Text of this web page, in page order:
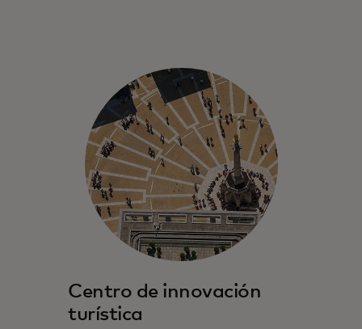
Centro de innovación
turística